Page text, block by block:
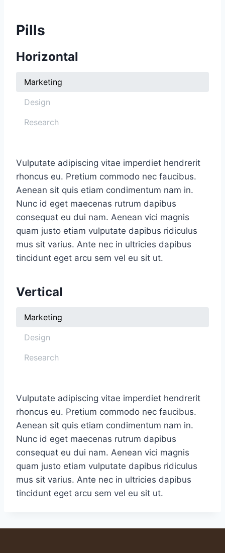
Pills
Horizontal
Marketing
Design
Research
Vulputate adipiscing vitae imperdiet hendrerit
rhoncus eu. Pretium commodo nec faucibus.
Aenean sit quis etiam condimentum nam in.
Nunc id eget maecenas rutrum dapibus
consequat eu dui nam. Aenean vici magnis
quam justo etiam vulputate dapibus ridiculus
mus sit varius. Ante nec in ultricies dapibus
tincidunt eget arcu sem vel eu sit ut.
Vertical
Marketing
Design
Research
Vulputate adipiscing vitae imperdiet hendrerit
rhoncus eu. Pretium commodo nec faucibus.
Aenean sit quis etiam condimentum nam in.
Nunc id eget maecenas rutrum dapibus
consequat eu dui nam. Aenean vici magnis
quam justo etiam vulputate dapibus ridiculus
mus sit varius. Ante nec in ultricies dapibus
tincidunt eget arcu sem vel eu sit ut.